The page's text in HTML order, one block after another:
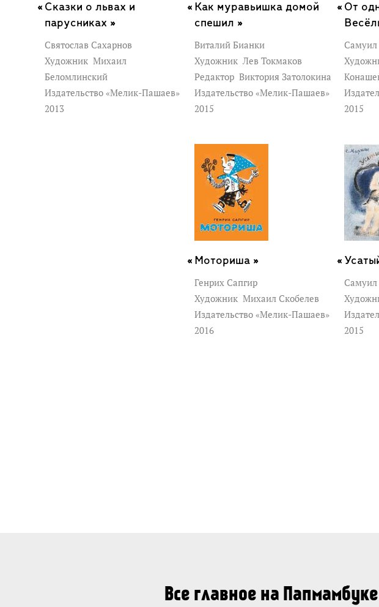
Сказки о львах и
парусниках »
Святослав Сахарнов
Художник Михаил
Беломлинский
Издательство «Мелик-Пашаев»
2013
Как муравьишка домой
спешил »
Виталий Бианки
Художник Лев Токмаков
Редактор Виктория Затолокина
Издательство «Мелик-Пашаев»
2015
От
2015
Моториша »
Генрих Сапгир
Художник Михаил Скобелев
Издательство «Мелик-Пашаев»
2016
2015
Все главное на Папмамбуке